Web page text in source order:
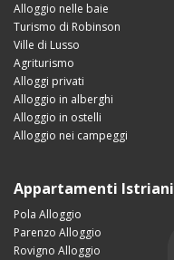
Alloggio nelle baie
Turismo di Robinson
Ville di Lusso
Agriturismo
Alloggi privati
Alloggio in alberghi
Alloggio in ostelli
Alloggio nei campeggi
Appartamenti Istriani
Pola Alloggio
Parenzo Alloggio
Rovigno Alloggio